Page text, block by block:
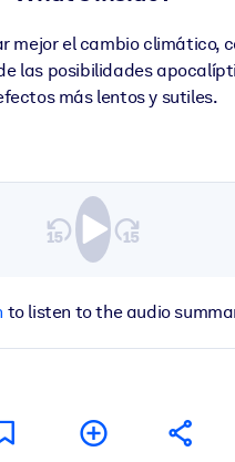
mejor el cambio climático,
las posibilidades
más lentos y sutiles.
to listen to the audio